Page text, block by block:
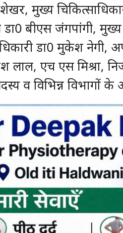
मुख्य
डा0 बीएस जंगपांगी, मुख्य
डा0 मुकेश नेगी,
लाल, एच एस मिश्रा,
व विभिन्न विभागों के